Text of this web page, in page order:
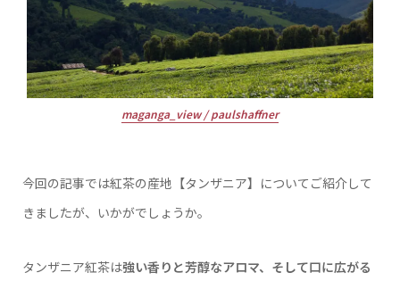
maganga_view / paulshaffner
今回の記事では紅茶の産地【タンザニア】についてご紹介して
きましたが、いかがでしょうか。
タンザニア紅茶は強い香りと芳醇なアロマ、そして口に広がる